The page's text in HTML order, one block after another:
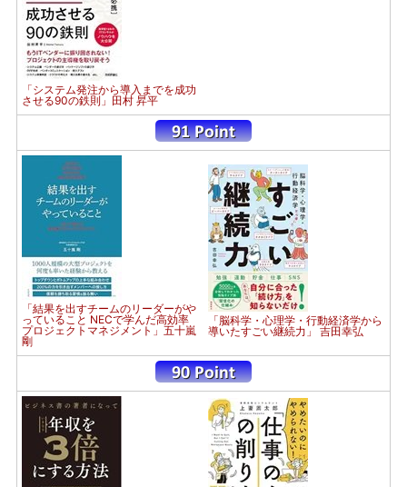
「システム発注から導入までを成功
させる90の鉄則」田村 昇平
「結果を出すチームのリーダーがや
っていること NECで学んだ高効率
プロジェクトマネジメント」五十嵐
剛
「脳科学・心理学・行動経済学から
導いたすごい継続力」 吉田幸弘